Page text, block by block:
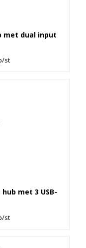
met dual input
st
met 3 USB-
st